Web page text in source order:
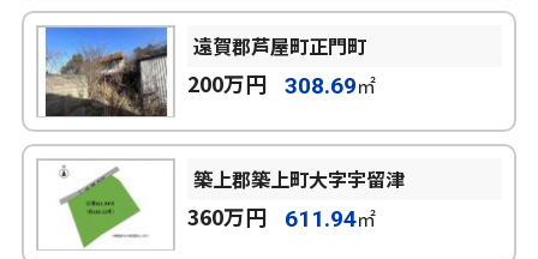
遠賀郡芦屋町正門町
200万円 308.69㎡
築上郡築上町大字宇留津
360万円 611.94㎡